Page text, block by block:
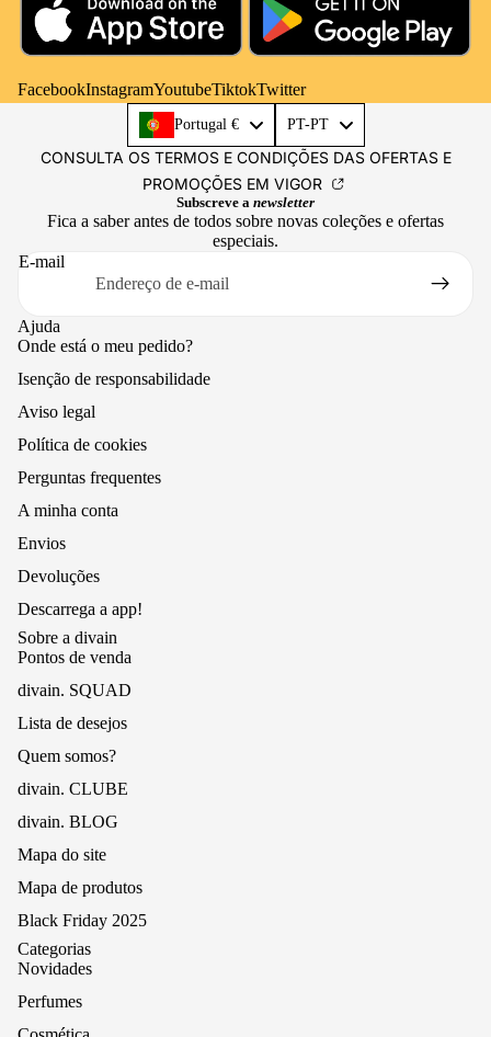
FacebookInstagramYoutubeTiktokTwitter
Portugal € PT-PT
CONSULTA OS TERMOS E CONDIÇÕES DAS OFERTAS E
PROMOÇÕES EM VIGOR
Subscreve a newsletter
Fica a saber antes de todos sobre novas coleções e ofertas
especiais.
E-mail
Ajuda
Onde está o meu pedido?
Isenção de responsabilidade
Aviso legal
Política de cookies
Perguntas frequentes
A minha conta
Envios
Devoluções
Descarrega a app!
Sobre a divain
Pontos de venda
divain. SQUAD
Lista de desejos
Quem somos?
divain. CLUBE
divain. BLOG
Mapa do site
Mapa de produtos
Black Friday 2025
Categorias
Novidades
Perfumes